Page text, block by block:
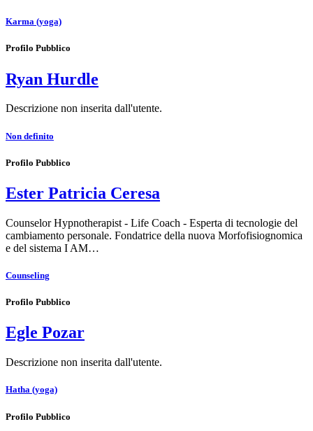
Karma (yoga)
Profilo Pubblico
Ryan Hurdle
Descrizione non inserita dall'utente.
Non definito
Profilo Pubblico
Ester Patricia Ceresa
Counselor Hypnotherapist - Life Coach - Esperta di tecnologie del
cambiamento personale. Fondatrice della nuova Morfofisiognomica
e del sistema I AM…
Counseling
Profilo Pubblico
Egle Pozar
Descrizione non inserita dall'utente.
Hatha (yoga)
Profilo Pubblico